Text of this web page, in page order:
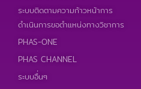
ระบบติดตามความก้าวหน้าการ
ดำเนินการขอตำแหน่งทางวิชาการ
PHAS-ONE
PHAS CHANNEL
ระบบอื่นๆ